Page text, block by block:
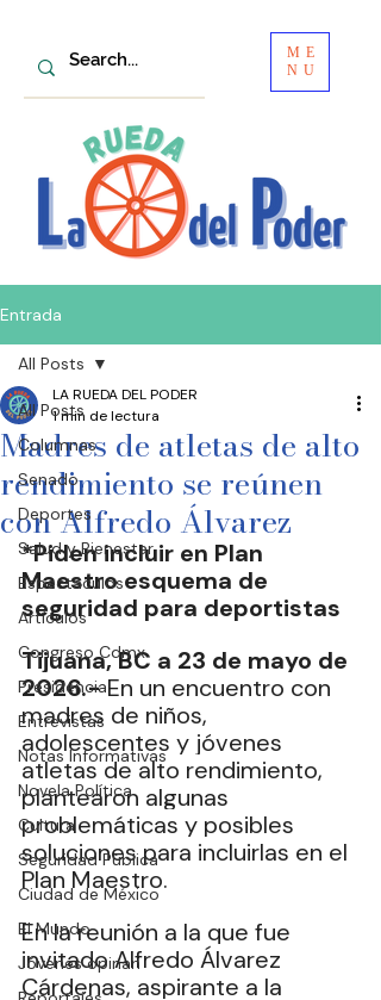
ME
NU
Entrada
All Posts
Columnas
Senado
Deportes
Salud y Bienestar
Espectáculos
Artículos
Congreso Cdmx
Presidencia
Entrevistas
Notas Informativas
Novela Política
Cultura
Seguridad Pública
Ciudad de México
El Mundo
Jóvenes opinan
All Posts
Madres de atletas de alto
rendimiento se reúnen
con Alfredo Álvarez
LA RUEDA DEL PODER
1 min de lectura
*Piden incluir en Plan
Maestro esquema de
seguridad para deportistas
Tijuana, BC a 23 de mayo de
2026.- En un encuentro con
madres de niños,
adolescentes y jóvenes
atletas de alto rendimiento,
plantearon algunas
problemáticas y posibles
soluciones para incluirlas en el
Plan Maestro.
En la reunión a la que fue
invitado Alfredo Álvarez
Cárdenas, aspirante a la